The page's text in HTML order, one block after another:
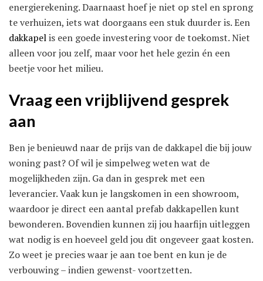
energierekening. Daarnaast hoef je niet op stel en sprong
te verhuizen, iets wat doorgaans een stuk duurder is. Een
dakkapelis een goede investering voor de toekomst. Niet
alleen voor jou zelf, maar voor het hele gezin én een
beetje voor het milieu.
Vraag een vrijblijvend gesprek
aan
Ben je benieuwd naar de prijs van de dakkapel die bij jouw
woning past? Of wil je simpelweg weten wat de
mogelijkheden zijn. Ga dan in gesprek met een
leverancier. Vaak kun je langskomen in een showroom,
waardoor je direct een aantal prefab dakkapellen kunt
bewonderen. Bovendien kunnen zij jou haarfijn uitleggen
wat nodig is en hoeveel geld jou dit ongeveer gaat kosten.
Zo weet je precies waar je aan toe bent en kun je de
verbouwing – indien gewenst- voortzetten.